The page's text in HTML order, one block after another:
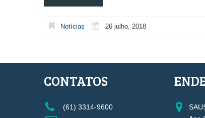
Notícias 26 julho, 2018
CONTATOS
(61) 3314-9600